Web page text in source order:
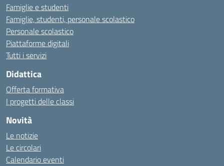
Famiglie e studenti
Famiglie, studenti, personale scolastico
Personale scolastico
Piattaforme digitali
Tutti i servizi
Didattica
Offerta formativa
I progetti delle classi
Novità
Le notizie
Le circolari
Calendario eventi